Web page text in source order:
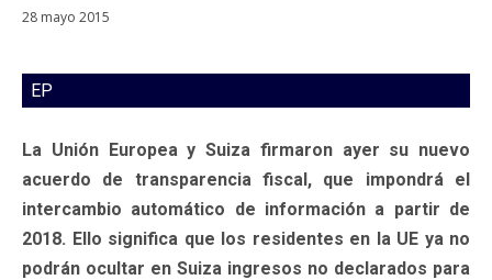
28 mayo 2015
EP
La Unión Europea y Suiza firmaron ayer su nuevo
acuerdo de transparencia fiscal, que impondrá el
intercambio automático de información a partir de
2018. Ello significa que los residentes en la UE ya no
podrán ocultar en Suiza ingresos no declarados para